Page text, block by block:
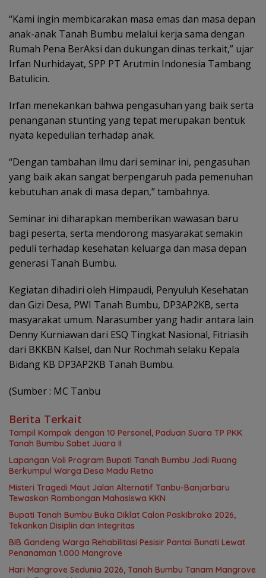
“Kami ingin membicarakan masa emas dan masa depan
anak-anak Tanah Bumbu melalui kerja sama dengan
Rumah Pena BerAksi dan dukungan dinas terkait,” ujar
Irfan Nurhidayat, SPP PT Arutmin Indonesia Tambang
Batulicin.
Irfan menekankan bahwa pengasuhan yang baik serta
penanganan stunting yang tepat merupakan bentuk
nyata kepedulian terhadap anak.
“Dengan tambahan ilmu dari seminar ini, pengasuhan
yang baik akan sangat berpengaruh pada pemenuhan
kebutuhan anak di masa depan,” tambahnya.
Seminar ini diharapkan memberikan wawasan baru
bagi peserta, serta mendorong masyarakat semakin
peduli terhadap kesehatan keluarga dan masa depan
generasi Tanah Bumbu.
Kegiatan dihadiri oleh Himpaudi, Penyuluh Kesehatan
dan Gizi Desa, PWI Tanah Bumbu, DP3AP2KB, serta
masyarakat umum. Narasumber yang hadir antara lain
Denny Kurniawan dari ESQ Tingkat Nasional, Fitriasih
dari BKKBN Kalsel, dan Nur Rochmah selaku Kepala
Bidang KB DP3AP2KB Tanah Bumbu.
(Sumber : MC Tanbu
Berita Terkait
Tampil Kompak dengan 10 Personel, Paduan Suara TP PKK
Tanah Bumbu Sabet Juara II
Lapangan Voli Program Bupati Tanah Bumbu Jadi Ruang
Berkumpul Warga Desa Madu Retno
Misteri Tragedi Maut Jalan Alternatif Tanbu-Banjarbaru
Tewaskan Rombongan Mahasiswa KKN
Bupati Tanah Bumbu Buka Diklat Calon Paskibraka 2026,
Tekankan Disiplin dan Integritas
BIB Gandeng Warga Rehabilitasi Pesisir Pantai Bunati Lewat
Penanaman 1.000 Mangrove
Hari Mangrove Sedunia 2026, Tanah Bumbu Tanam Mangrove